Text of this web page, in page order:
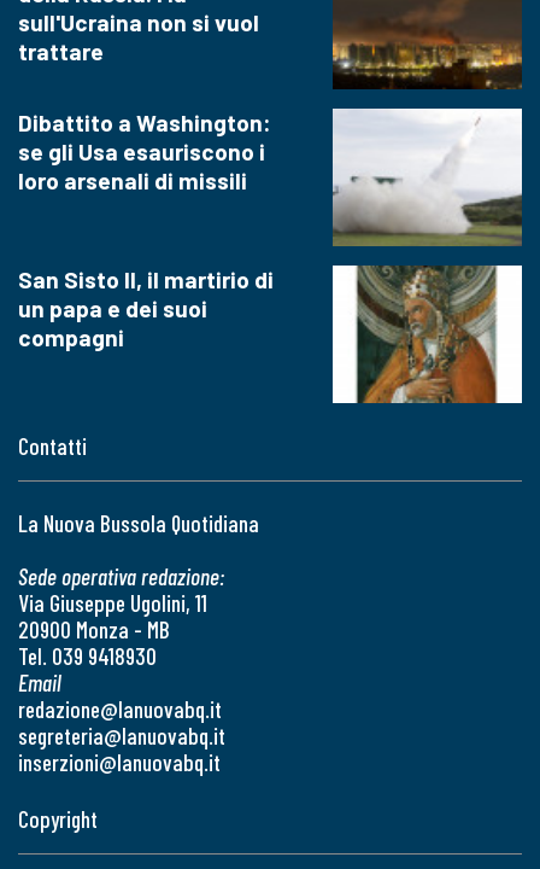
Contatti
La Nuova Bussola Quotidiana
Sede operativa redazione:
Via Giuseppe Ugolini, 11
20900 Monza - MB
Tel. 039 9418930
Email
redazione@lanuovabq.it
segreteria@lanuovabq.it
inserzioni@lanuovabq.it
sull'Ucraina non si vuol
trattare
Dibattito a Washington:
se gli Usa esauriscono i
loro arsenali di missili
San Sisto II, il martirio di
un papa e dei suoi
compagni
Copyright